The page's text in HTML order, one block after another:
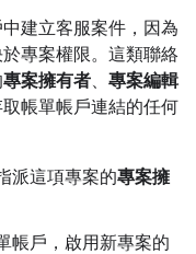
建立客服案件，因為
專案權限。這類聯絡
專案擁有者
專案編輯
帳單帳戶連結的任何
派這項專案的專案擁
帳戶，啟用新專案的